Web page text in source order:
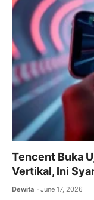
Tencent Buka
Vertikal, Ini
Dewita June 17, 2026